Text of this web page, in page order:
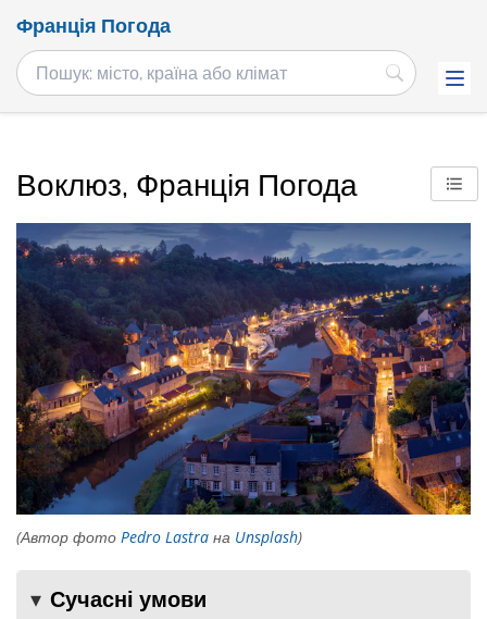
Франція Погода
Воклюз, Франція Погода
(Автор фото Pedro Lastra на Unsplash)
Сучасні умови